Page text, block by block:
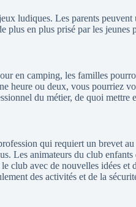
ludiques. Les parents
plus en plus prisé par les jeunes
en camping, les familles
heure ou deux, vous pourriez
du métier, de quoi
qui requiert un brevet
Les animateurs du club
avec de nouvelles idées
des activités et de la